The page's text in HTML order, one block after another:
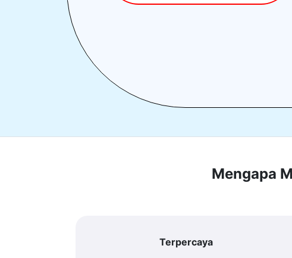
Mengapa
Terpercaya